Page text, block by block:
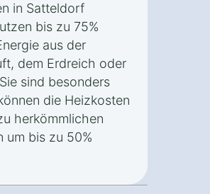
in Satteldorf
bis zu 75%
aus der
dem Erdreich oder
sind besonders
die Heizkosten
herkömmlichen
um bis zu 50%